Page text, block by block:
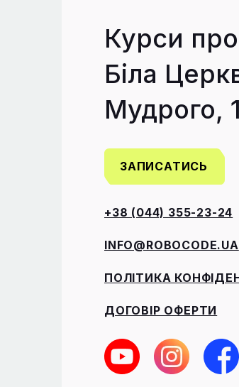
Курси
Біла
Мудрого,
+38 (044) 355-23-24
INFO@ROBOCODE.UA
ПОЛІТИКА
ДОГОВІР ОФЕРТИ
ЗАПИСАТИСЬ